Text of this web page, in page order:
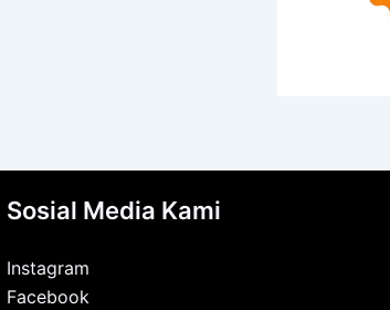
Sosial Media Kami
Instagram
Facebook